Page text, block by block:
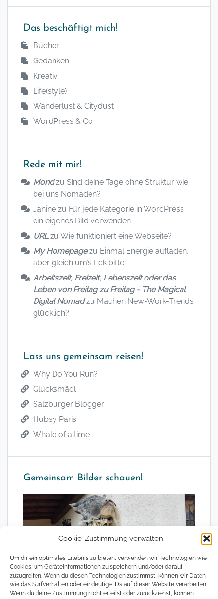
Cookie-Zustimmung verwalten
Um dir ein optimales Erlebnis zu bieten, verwenden wir Technologien wie
Cookies, um Geräteinformationen zu speichern und/oder darauf
zuzugreifen. Wenn du diesen Technologien zustimmst, können wir Daten
wie das Surfverhalten oder eindeutige IDs auf dieser Website verarbeiten.
Wenn du deine Zustimmung nicht erteilst oder zurückziehst, können
Das beschäftigt mich!
Bücher
Gedanken
Kreativ
Life(style)
Wanderlust & Citydust
WordPress & Co
Rede mit mir!
Mondzu Sind deine Tage ohne Struktur wie
bei uns Nomaden?
Janine zu Für jede Kategorie in WordPress
ein eigenes Bild verwenden
URLzu Wie funktioniert eine Webseite?
My Homepagezu Einmal Energie aufladen,
aber gleich um’s Eck bitte
Arbeitszeit, Freizeit, Lebenszeit oder das
Leben von Freitag zu Freitag - The Magical
Digital Nomadzu Machen New-Work-Trends
glücklich?
Lass uns gemeinsam reisen!
Why Do You Run?
Glücksmädl
Salzburger Blogger
Hubsy Paris
Whale of a time
Gemeinsam Bilder schauen!